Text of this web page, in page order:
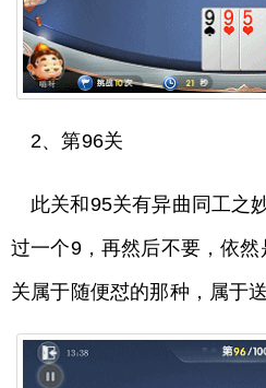
2、第96关
此关和95关有异曲同工之
过一个9，再然后不要，依
关属于随便怼的那种，属于